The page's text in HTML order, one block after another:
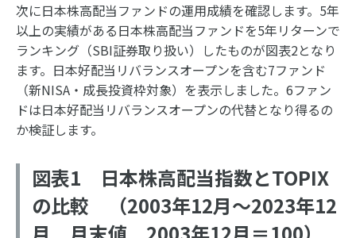
次に日本株高配当ファンドの運用成績を確認します。5年
以上の実績がある日本株高配当ファンドを5年リターンで
ランキング（SBI証券取り扱い）したものが図表2となり
ます。日本好配当リバランスオープンを含む7ファンド
（新NISA・成長投資枠対象）を表示しました。6ファン
ドは日本好配当リバランスオープンの代替となり得るの
か検証します。
図表1 日本株高配当指数とTOPIX
の比較 （2003年12月～2023年12